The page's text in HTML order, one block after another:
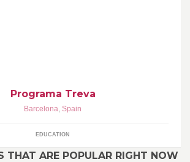
Programa Treva
Barcelona, Spain
EDUCATION
THAT ARE POPULAR RIGHT NOW